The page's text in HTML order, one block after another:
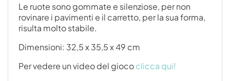
Le ruote sono gommate e silenziose, per non
rovinare i pavimenti e il carretto, per la sua forma,
risulta molto stabile.
Dimensioni: 32,5 x 35,5 x 49 cm
Per vedere un video del giococlicca qui!